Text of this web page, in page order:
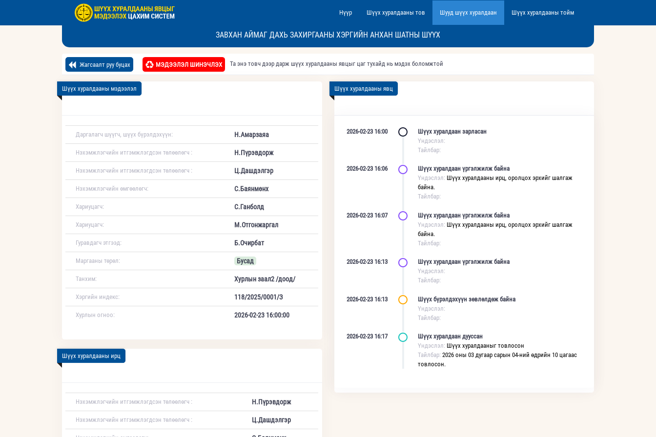
Нүүр Шүүх хуралдааны тов Шууд шүүх хуралдаан Шүүх хуралдааны тойм
ЗАВХАН АЙМАГ ДАХЬ ЗАХИРГААНЫ ХЭРГИЙН АНХАН ШАТНЫ ШҮҮХ
Жагсаалт руу буцах МЭДЭЭЛЭЛ ШИНЭЧЛЭХ Та энэ товч дээр дарж шүүх хуралдааны явцыг цаг тухайд нь мэдэх боломжтой
Шүүх хуралдааны мэдээлэл
Даргалагч шүүгч, шүүх бүрэлдэхүүн: Н.Амарзаяа
Нэхэмжлэгчийн итгэмжлэгдсэн төлөөлөгч : Н.Пүрэвдорж
Нэхэмжлэгчийн итгэмжлэгдсэн төлөөлөгч : Ц.Дашдэлгэр
Нэхэмжлэгчийн өмгөөлөгч: С.Баянмөнх
Хариуцагч: С.Ганболд
Хариуцагч: М.Отгонжаргал
Гуравдагч этгээд: Б.Очирбат
Маргааны төрөл: Бусад
Танхим: Хурлын заал2 /доод/
Хэргийн индекс: 118/2025/0001/З
Хурлын огноо: 2026-02-23 16:00:00
Шүүх хуралдааны ирц
Нэхэмжлэгчийн итгэмжлэгдсэн төлөөлөгч : Н.Пүрэвдорж
Нэхэмжлэгчийн итгэмжлэгдсэн төлөөлөгч : Ц.Дашдэлгэр
Шүүх хуралдааны явц
2026-02-23 16:00
Шүүх хуралдаан зарласан
Үндэслэл:
Тайлбар:
2026-02-23 16:06
Шүүх хуралдаан үргэлжилж байна
Үндэслэл: Шүүх хуралдааны ирц, оролцох эрхийг шалгаж
байна.
Тайлбар:
2026-02-23 16:07
Шүүх хуралдаан үргэлжилж байна
Үндэслэл: Шүүх хуралдааны ирц, оролцох эрхийг шалгаж
байна.
Тайлбар:
2026-02-23 16:13
Шүүх хуралдаан үргэлжилж байна
Үндэслэл:
Тайлбар:
2026-02-23 16:13
Шүүх бүрэлдэхүүн зөвлөлдөж байна
Үндэслэл:
Тайлбар:
2026-02-23 16:17
Шүүх хуралдаан дууссан
Үндэслэл: Шүүх хуралдааныг товлосон
Тайлбар: 2026 оны 03 дугаар сарын 04-ний өдрийн 10 цагаас
товлосон.